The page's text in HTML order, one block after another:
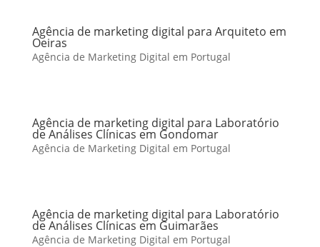
Agência de marketing digital para Arquiteto em
Oeiras
Agência de Marketing Digital em Portugal
Agência de marketing digital para Laboratório
de Análises Clínicas em Gondomar
Agência de Marketing Digital em Portugal
Agência de marketing digital para Laboratório
de Análises Clínicas em Guimarães
Agência de Marketing Digital em Portugal